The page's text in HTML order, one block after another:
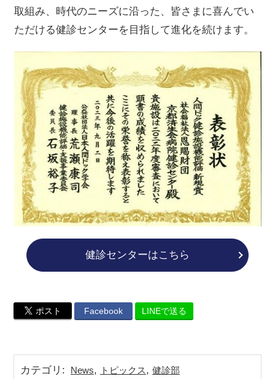
取組み、時代のニーズに沿った、皆さまに喜んでい
ただける健診センターを目指して進化を続けます。
健診センターはこちら
ポスト Facebook LINEで送る
カテゴリ : News, トピックス, 健診部